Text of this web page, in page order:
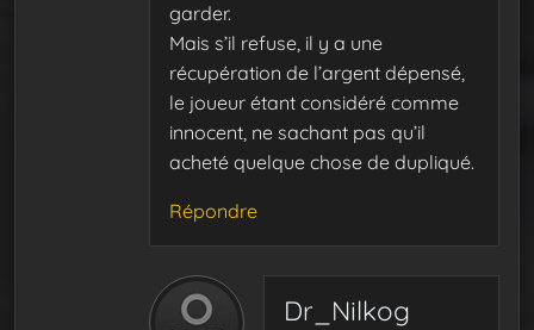
garder.
Mais s’il refuse, il y a une
récupération de l’argent dépensé,
le joueur étant considéré comme
innocent, ne sachant pas qu’il
acheté quelque chose de dupliqué.
Répondre
Dr_Nilkog